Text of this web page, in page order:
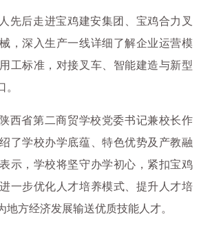
先后走进宝鸡建安集团、宝鸡合力叉
，深入生产一线详细了解企业运营模
工标准，对接叉车、智能建造与新型
西省第二商贸学校党委书记兼校长作
了学校办学底蕴、特色优势及产教融
示，学校将坚守办学初心，紧扣宝鸡
一步优化人才培养模式、提升人才培
地方经济发展输送优质技能人才。